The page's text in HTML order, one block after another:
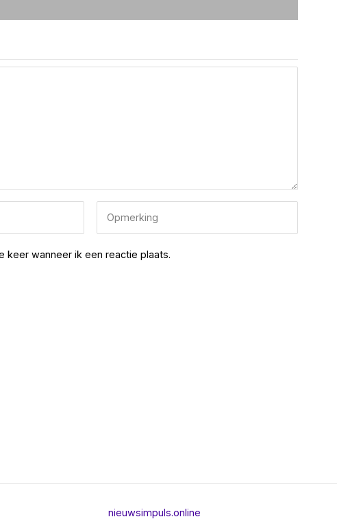
keer wanneer ik een reactie plaats.
nieuwsimpuls.online